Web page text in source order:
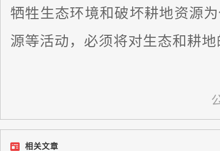
牺牲生态环境和破坏耕地资源
源等活动，必须将对生态和耕
相关文章